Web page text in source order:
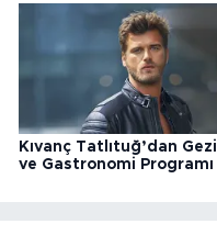
Kıvanç Tatlıtuğ’dan Gezi
ve Gastronomi Programı